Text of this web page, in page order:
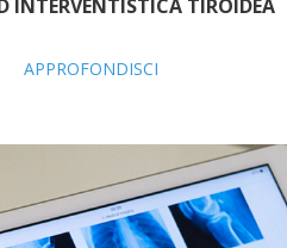
INTERVENTISTICA TIROIDEA
APPROFONDISCI